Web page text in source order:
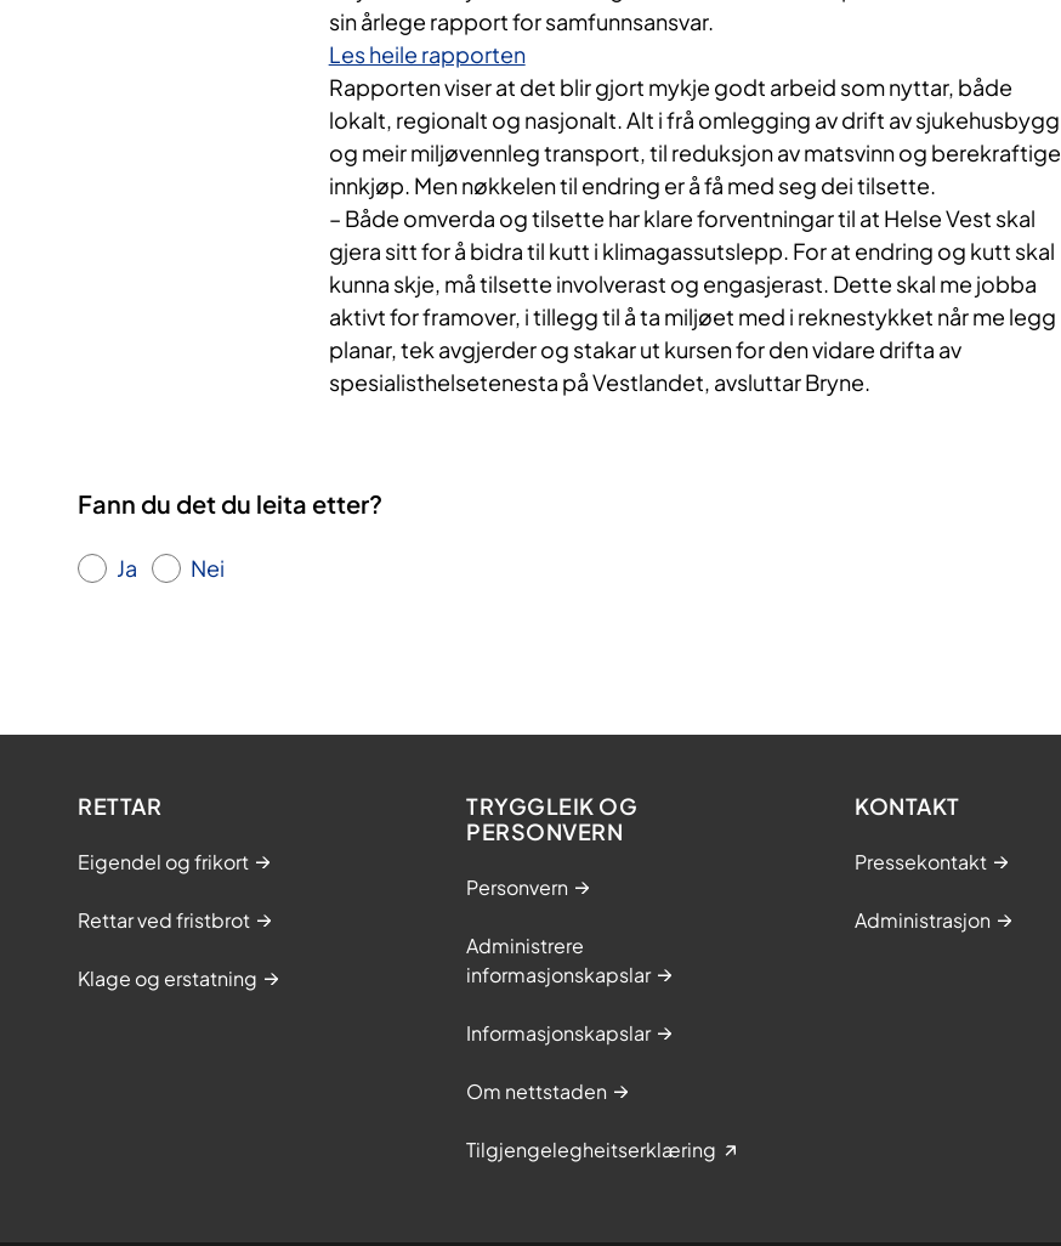
sin årlege rapport for samfunnsansvar.
Les heile rapporten
Rapporten viser at det blir gjort mykje godt arbeid som nyttar, både
lokalt, regionalt og nasjonalt. Alt i frå omlegging av drift av sjukehusbygg
og meir miljøvennleg transport, til reduksjon av matsvinn og berekraftige
innkjøp. Men nøkkelen til endring er å få med seg dei tilsette.
​– Både omverda og tilsette har klare forventningar til at Helse Vest skal
gjera sitt for å bidra til kutt i klimagassutslepp. For at endring og kutt skal
kunna skje, må tilsette involverast og engasjerast. Dette skal me jobba
aktivt for framover, i tillegg til å ta miljøet med i reknestykket når me legg
planar, tek avgjerder og stakar ut kursen for den vidare drifta av
spesialisthelsetenesta på Vestlandet, avsluttar Bryne.​
Fann du det du leita etter?
Ja Nei
RETTAR
Eigendel og frikort
Rettar ved fristbrot
Klage og erstatning
TRYGGLEIK OG
PERSONVERN
Personvern
Administrere
informasjonskapslar
Informasjonskapslar
Om nettstaden
Tilgjengelegheitserklæring
KONTAKT
Pressekontakt
Administrasjon